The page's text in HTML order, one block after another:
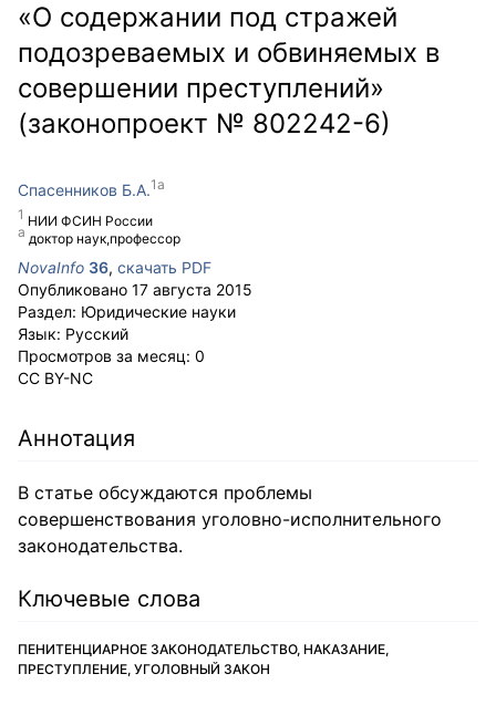
«О содержании под стражей
подозреваемых и обвиняемых в
совершении преступлений»
(законопроект № 802242-6)
Спасенников Б.А.
НИИ ФСИН России
доктор наук,профессор
NovaInfo 36, скачать PDF
Опубликовано 17 августа 2015
Раздел: Юридические науки
Язык: Русский
Просмотров за месяц: 0
CC BY-NC
Аннотация
В статье обсуждаются проблемы
совершенствования уголовно-исполнительного
законодательства.
Ключевые слова
ПЕНИТЕНЦИАРНОЕ ЗАКОНОДАТЕЛЬСТВО, НАКАЗАНИЕ,
ПРЕСТУПЛЕНИЕ, УГОЛОВНЫЙ ЗАКОН